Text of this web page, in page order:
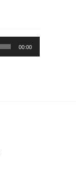
00:00